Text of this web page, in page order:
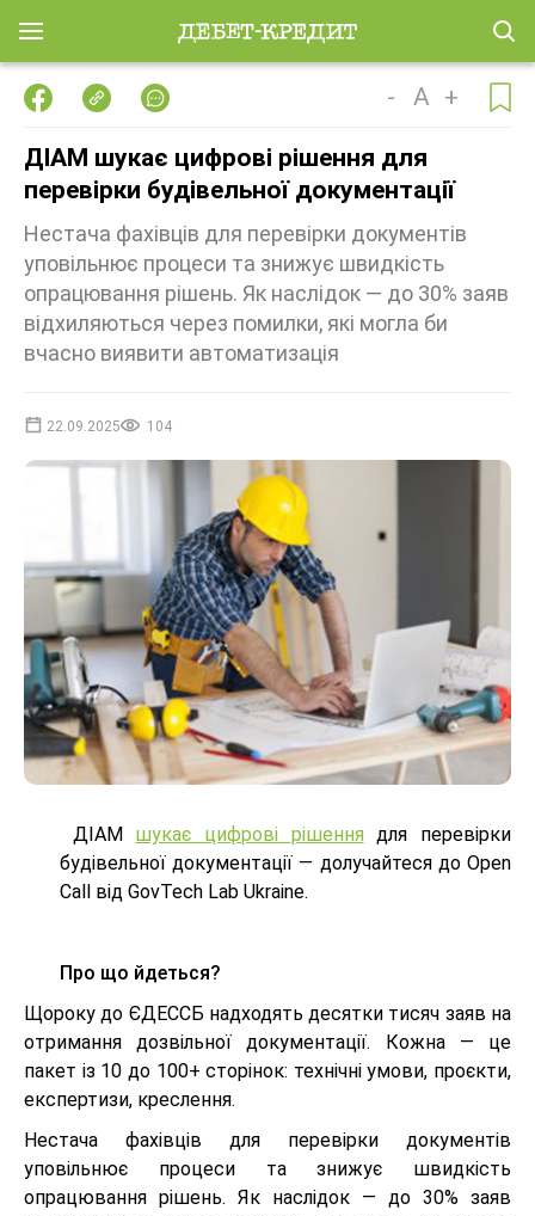
- A +
ДІАМ шукає цифрові рішення для
перевірки будівельної документації
Нестача фахівців для перевірки документів
уповільнює процеси та знижує швидкість
опрацювання рішень. Як наслідок — до 30% заяв
відхиляються через помилки, які могла би
вчасно виявити автоматизація
22.09.2025 104
ДІАМ шукає цифрові рішеннядля перевірки
будівельної документації — долучайтеся до Open
Call від GovTech Lab Ukraine.
Про що йдеться?
Щороку до ЄДЕССБ надходять десятки тисяч заяв на
отримання дозвільної документації. Кожна — це
пакет із 10 до 100+ сторінок: технічні умови, проєкти,
експертизи, креслення.
Нестача фахівців для перевірки документів
уповільнює процеси та знижує швидкість
опрацювання рішень. Як наслідок — до 30% заяв